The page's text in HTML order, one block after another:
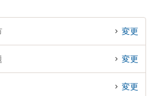
変更
変更
変更